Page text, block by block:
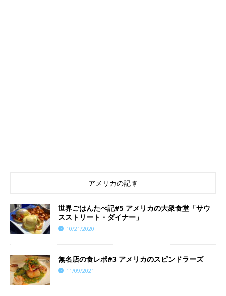
アメリカの記事
世界ごはんたべ記#5 アメリカの大衆食堂「サウ
スストリート・ダイナー」
10/21/2020
​​無名店の食レポ#3 アメリカのスピンドラーズ
11/09/2021